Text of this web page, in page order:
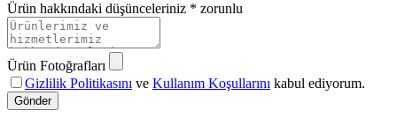
Ürün hakkındaki düşünceleriniz * zorunlu
Ürün Fotoğrafları
Gizlilik Politikasını ve Kullanım Koşullarını kabul ediyorum.
Gönder